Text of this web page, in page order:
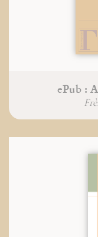
ePub :